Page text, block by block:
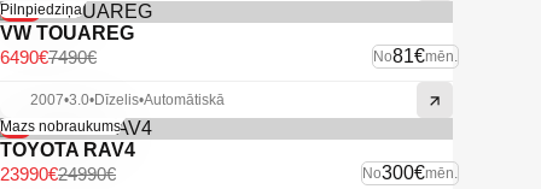
-13%
Pilnpiedziņa
VW TOUAREG
No81€mēn.
7490€
6490€
2007•3.0•Dīzelis•Automātiskā
-4%
Mazs nobraukums
TOYOTA RAV4
No300€mēn.
24990€
23990€